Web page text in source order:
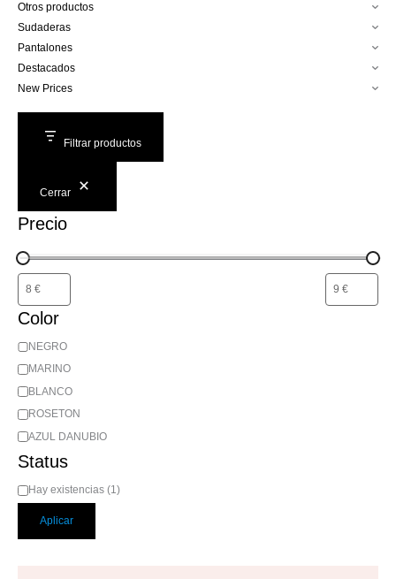
Otros productos
Sudaderas
Pantalones
Destacados
New Prices
Filtrar productos
Cerrar
Precio
Color
NEGRO
MARINO
BLANCO
ROSETON
AZUL DANUBIO
Status
Hay existencias (1)
Aplicar